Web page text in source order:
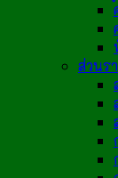
ส่วนร